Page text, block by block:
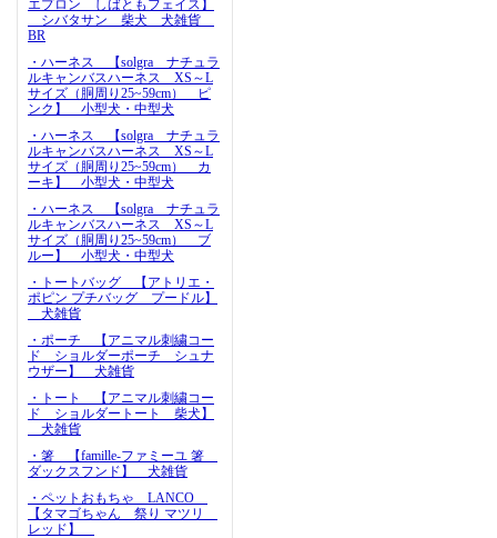
エプロン しばともフェイス】
シバタサン 柴犬 犬雑貨
BR
・ハーネス 【solgra ナチュラ
ルキャンバスハーネス XS～L
サイズ（胴周り25~59cm） ピ
ンク】 小型犬・中型犬
・ハーネス 【solgra ナチュラ
ルキャンバスハーネス XS～L
サイズ（胴周り25~59cm） カ
ーキ】 小型犬・中型犬
・ハーネス 【solgra ナチュラ
ルキャンバスハーネス XS～L
サイズ（胴周り25~59cm） ブ
ルー】 小型犬・中型犬
・トートバッグ 【アトリエ・
ポピン プチバッグ プードル】
犬雑貨
・ポーチ 【アニマル刺繍コー
ド ショルダーポーチ シュナ
ウザー】 犬雑貨
・トート 【アニマル刺繍コー
ド ショルダートート 柴犬】
犬雑貨
・箸 【famille-ファミーユ 箸
ダックスフンド】 犬雑貨
・ペットおもちゃ LANCO
【タマゴちゃん 祭り マツリ
レッド】